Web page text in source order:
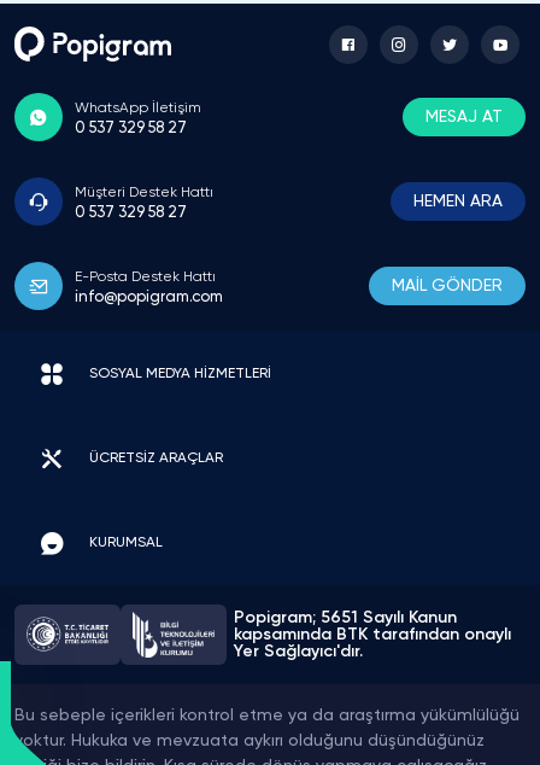
WhatsApp İletişim
0 537 329 58 27
MESAJ AT
Müşteri Destek Hattı
0 537 329 58 27
HEMEN ARA
E-Posta Destek Hattı
info@popigram.com
MAİL GÖNDER
SOSYAL MEDYA HİZMETLERİ
ÜCRETSİZ ARAÇLAR
KURUMSAL
Popigram; 5651 Sayılı Kanun
kapsamında BTK tarafından onaylı
Yer Sağlayıcı'dır.
Bu sebeple içerikleri kontrol etme ya da araştırma yükümlülüğü
yoktur. Hukuka ve mevzuata aykırı olduğunu düşündüğünüz